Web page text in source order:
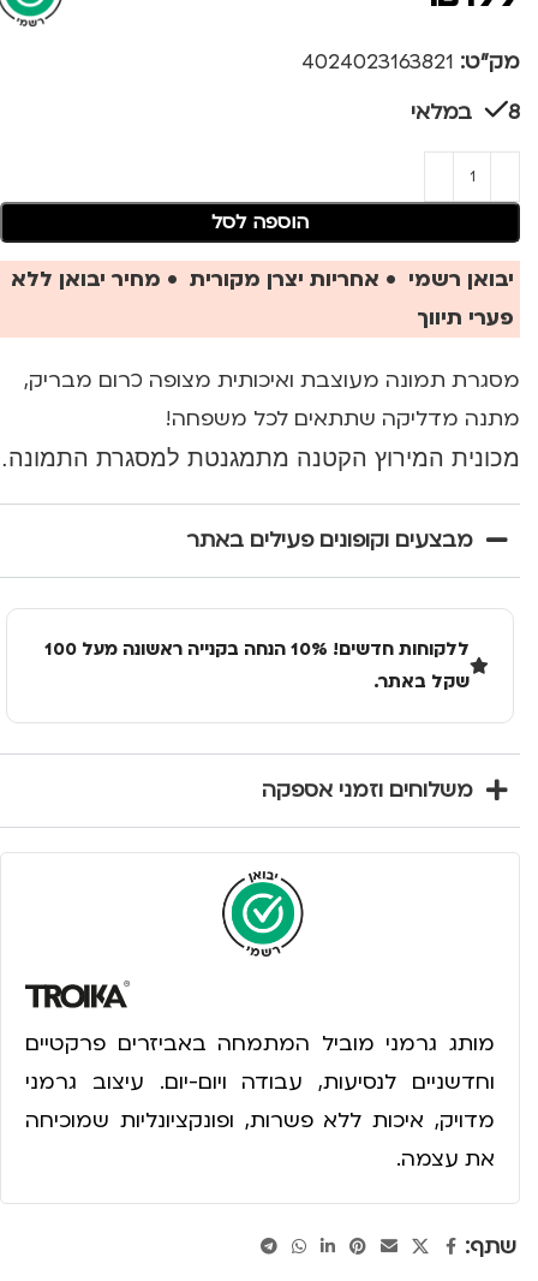
מק"ט: 4024023163821
8 במלאי
הוספה לסל
יבואן רשמי • אחריות יצרן מקורית • מחיר יבואן ללא
פערי תיווך
מסגרת תמונה מעוצבת ואיכותית מצופה כרום מבריק,
מתנה מדליקה שתתאים לכל משפחה!
מכונית המירוץ הקטנה מתמגנטת למסגרת התמונה.
מבצעים וקופונים פעילים באתר
ללקוחות חדשים! 10% הנחה בקנייה ראשונה מעל 100
שקל באתר.
משלוחים וזמני אספקה
מותג גרמני מוביל המתמחה באביזרים פרקטיים
וחדשניים לנסיעות, עבודה ויום-יום. עיצוב גרמני
מדויק, איכות ללא פשרות, ופונקציונליות שמוכיחה
את עצמה.
שתף: